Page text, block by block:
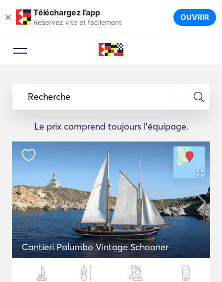
× Téléchargez l’app
Réservez vite et facilement OUVRIR
Recherche
Le prix comprend toujours l'équipage.
Cantieri Palumbo Vintage Schooner